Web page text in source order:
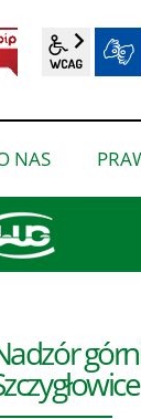
BIP
NAS
pokaż